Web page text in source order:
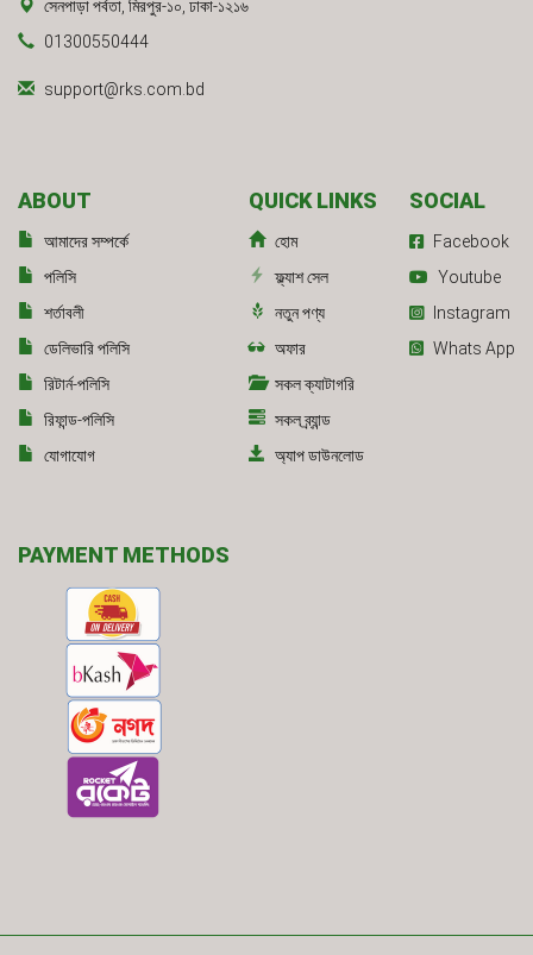
সেনপাড়া পর্বতা, মিরপুর-১০, ঢাকা-১২১৬
01300550444
support@rks.com.bd
ABOUT
আমাদের সম্পর্কে
পলিসি
শর্তাবলী
ডেলিভারি পলিসি
রিটার্ন-পলিসি
রিফান্ড-পলিসি
যোগাযোগ
QUICK LINKS
হোম
ফ্ল্যাশ সেল
নতুন পণ্য
অফার
সকল ক্যাটাগরি
সকল ব্র্যান্ড
অ্যাপ ডাউনলোড
SOCIAL
Facebook
Youtube
Instagram
Whats App
PAYMENT METHODS